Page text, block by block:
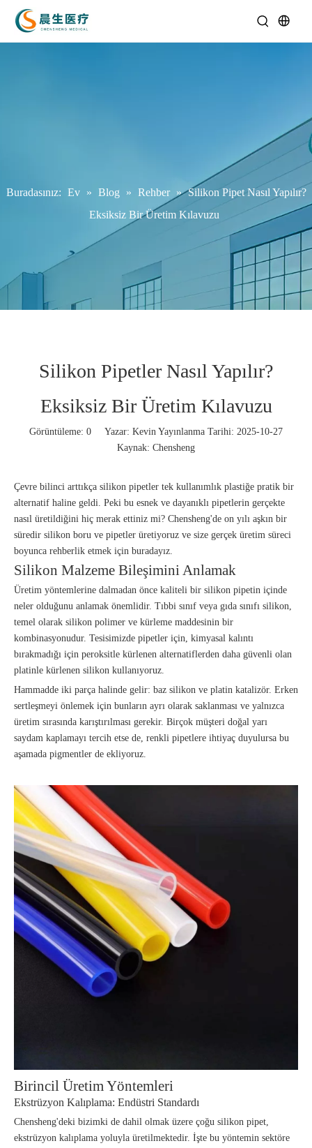
Buradasınız: Ev » Blog » Rehber » Silikon Pipet Nasıl Yapılır?
Eksiksiz Bir Üretim Kılavuzu
Silikon Pipetler Nasıl Yapılır?
Eksiksiz Bir Üretim Kılavuzu
Görüntüleme: 0 Yazar: Kevin Yayınlanma Tarihi: 2025-10-27
Kaynak: Chensheng
Çevre bilinci arttıkça silikon pipetler tek kullanımlık plastiğe pratik bir
alternatif haline geldi. Peki bu esnek ve dayanıklı pipetlerin gerçekte
nasıl üretildiğini hiç merak ettiniz mi? Chensheng'de on yılı aşkın bir
süredir silikon boru ve pipetler üretiyoruz ve size gerçek üretim süreci
boyunca rehberlik etmek için buradayız.
Silikon Malzeme Bileşimini Anlamak
Üretim yöntemlerine dalmadan önce kaliteli bir silikon pipetin içinde
neler olduğunu anlamak önemlidir. Tıbbi sınıf veya gıda sınıfı silikon,
temel olarak silikon polimer ve kürleme maddesinin bir
kombinasyonudur. Tesisimizde pipetler için, kimyasal kalıntı
bırakmadığı için peroksitle kürlenen alternatiflerden daha güvenli olan
platinle kürlenen silikon kullanıyoruz.
Hammadde iki parça halinde gelir: baz silikon ve platin katalizör. Erken
sertleşmeyi önlemek için bunların ayrı olarak saklanması ve yalnızca
üretim sırasında karıştırılması gerekir. Birçok müşteri doğal yarı
saydam kaplamayı tercih etse de, renkli pipetlere ihtiyaç duyulursa bu
aşamada pigmentler de ekliyoruz.
Birincil Üretim Yöntemleri
Ekstrüzyon Kalıplama: Endüstri Standardı
Chensheng'deki bizimki de dahil olmak üzere çoğu silikon pipet,
ekstrüzyon kalıplama yoluyla üretilmektedir. İşte bu yöntemin sektöre